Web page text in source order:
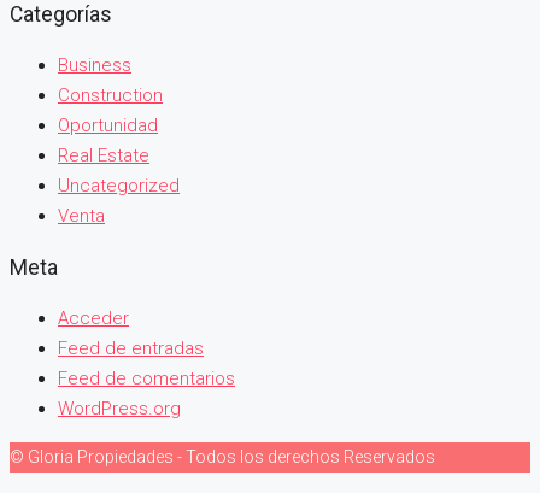
Categorías
Business
Construction
Oportunidad
Real Estate
Uncategorized
Venta
Meta
Acceder
Feed de entradas
Feed de comentarios
WordPress.org
© Gloria Propiedades - Todos los derechos Reservados